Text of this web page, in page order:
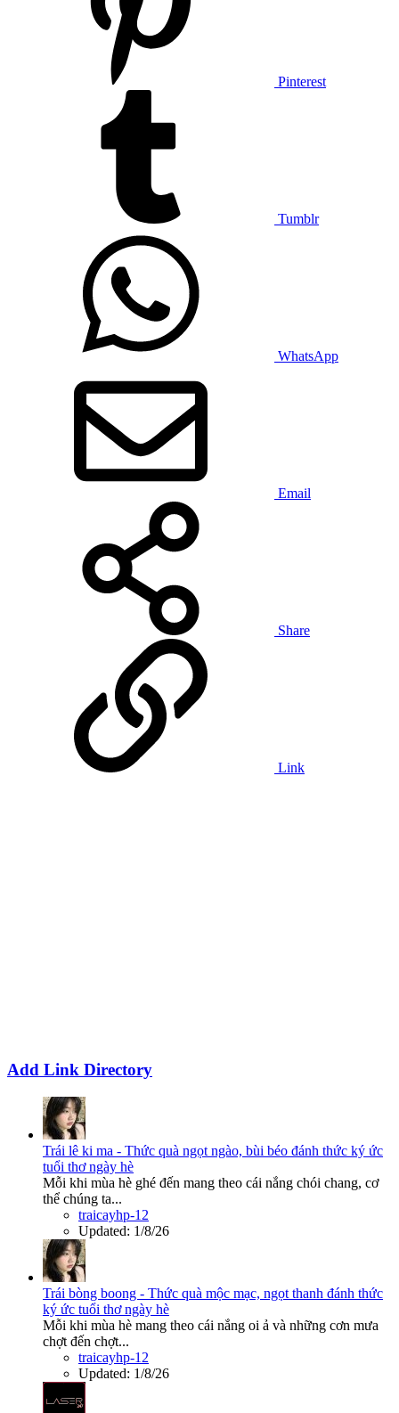
Pinterest
Tumblr
WhatsApp
Email
Share
Link
Add Link Directory
Trái lê ki ma - Thức quà ngọt ngào, bùi béo đánh thức ký ức
tuổi thơ ngày hè
Mỗi khi mùa hè ghé đến mang theo cái nắng chói chang, cơ
thể chúng ta...
traicayhp-12
Updated: 1/8/26
Trái bòng boong - Thức quà mộc mạc, ngọt thanh đánh thức
ký ức tuổi thơ ngày hè
Mỗi khi mùa hè mang theo cái nắng oi ả và những cơn mưa
chợt đến chợt...
traicayhp-12
Updated: 1/8/26